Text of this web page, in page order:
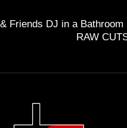
die Sets der DJs?
an die Stimmung des
Friends DJ in a Bathroom
RAW